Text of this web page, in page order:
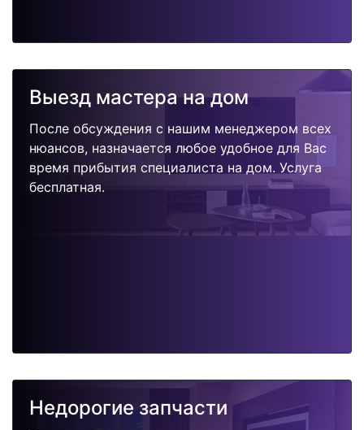
Выезд мастера на дом
После обсуждения с нашим менеджером всех
нюансов, назначается любое удобное для Вас
время прибытия специалиста на дом. Услуга
бесплатная.
Недорогие запчасти